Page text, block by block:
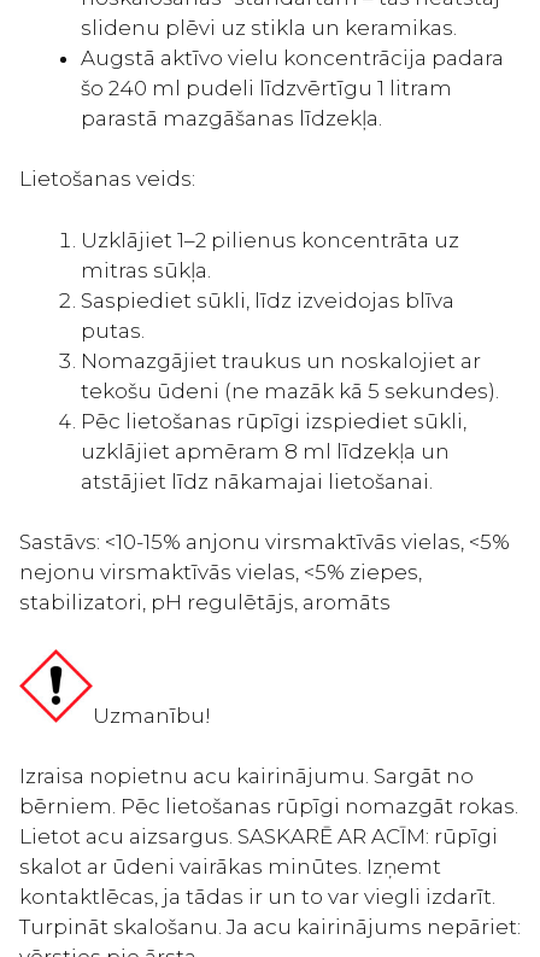
slidenu plēvi uz stikla un keramikas.
Augstā aktīvo vielu koncentrācija padara
šo 240 ml pudeli līdzvērtīgu 1 litram
parastā mazgāšanas līdzekļa.
Lietošanas veids:
Uzklājiet 1–2 pilienus koncentrāta uz
mitras sūkļa.
Saspiediet sūkli, līdz izveidojas blīva
putas.
Nomazgājiet traukus un noskalojiet ar
tekošu ūdeni (ne mazāk kā 5 sekundes).
Pēc lietošanas rūpīgi izspiediet sūkli,
uzklājiet apmēram 8 ml līdzekļa un
atstājiet līdz nākamajai lietošanai.
Sastāvs: <10-15% anjonu virsmaktīvās vielas, <5%
nejonu virsmaktīvās vielas, <5% ziepes,
stabilizatori, pH regulētājs, aromāts
Uzmanību!
Izraisa nopietnu acu kairinājumu. Sargāt no
bērniem. Pēc lietošanas rūpīgi nomazgāt rokas.
Lietot acu aizsargus. SASKARĒ AR ACĪM: rūpīgi
skalot ar ūdeni vairākas minūtes. Izņemt
kontaktlēcas, ja tādas ir un to var viegli izdarīt.
Turpināt skalošanu. Ja acu kairinājums nepāriet: